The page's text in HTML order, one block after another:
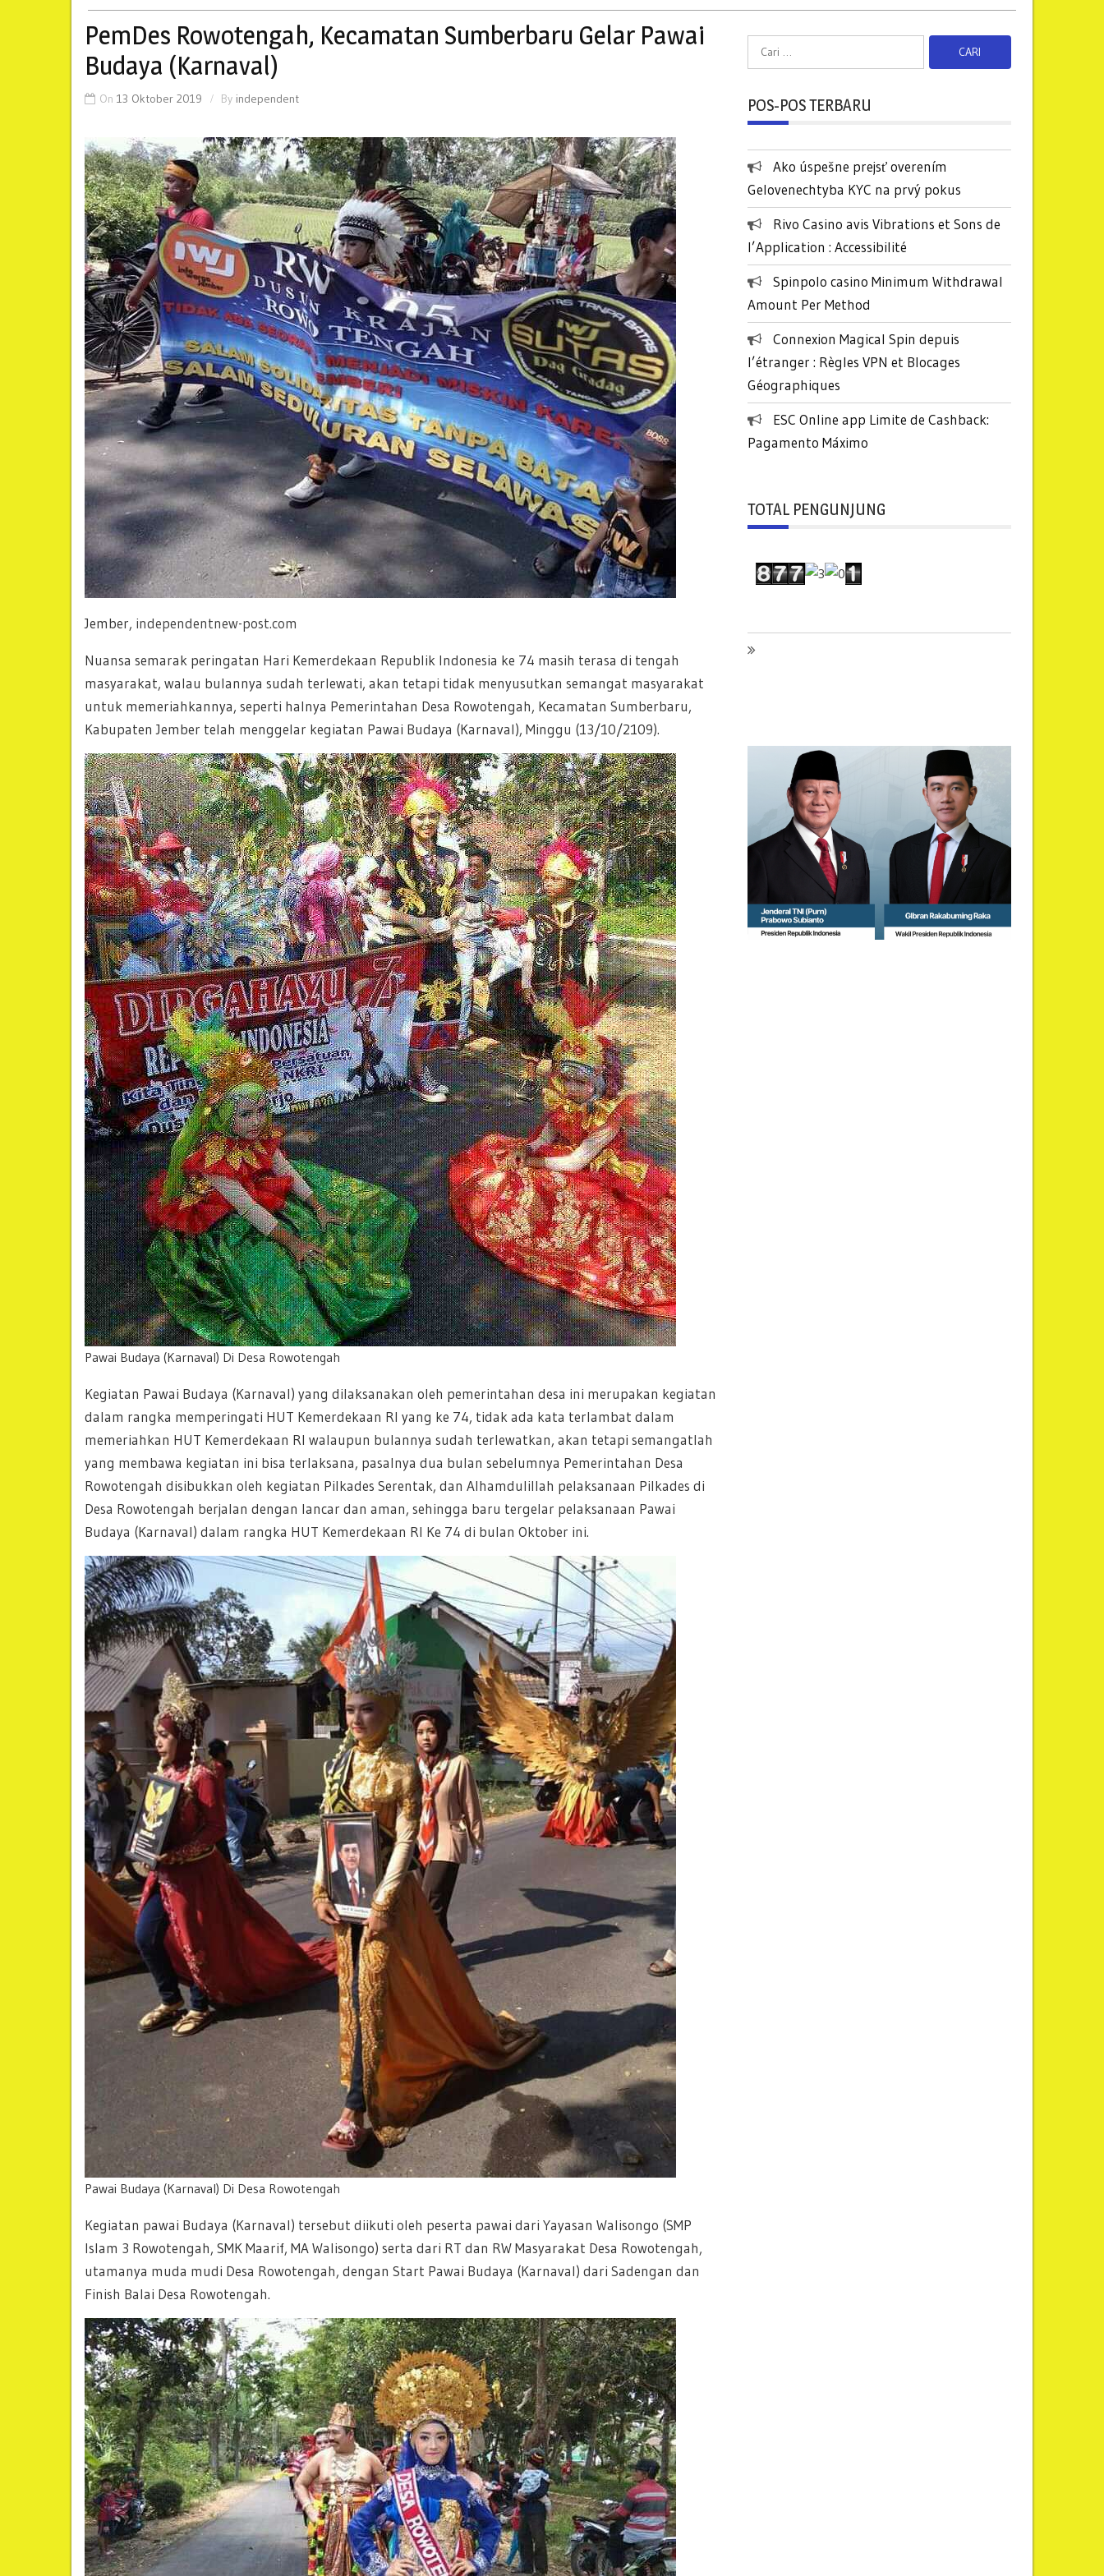
PemDes Rowotengah, Kecamatan Sumberbaru Gelar Pawai
Budaya (Karnaval)
On 13 Oktober 2019 By independent
Jember, independentnew-post.com
Nuansa semarak peringatan Hari Kemerdekaan Republik Indonesia ke 74 masih terasa di tengah
masyarakat, walau bulannya sudah terlewati, akan tetapi tidak menyusutkan semangat masyarakat
untuk memeriahkannya, seperti halnya Pemerintahan Desa Rowotengah, Kecamatan Sumberbaru,
Kabupaten Jember telah menggelar kegiatan Pawai Budaya (Karnaval), Minggu (13/10/2109).
Pawai Budaya (Karnaval) Di Desa Rowotengah
Kegiatan Pawai Budaya (Karnaval) yang dilaksanakan oleh pemerintahan desa ini merupakan kegiatan
dalam rangka memperingati HUT Kemerdekaan RI yang ke 74, tidak ada kata terlambat dalam
memeriahkan HUT Kemerdekaan RI walaupun bulannya sudah terlewatkan, akan tetapi semangatlah
yang membawa kegiatan ini bisa terlaksana, pasalnya dua bulan sebelumnya Pemerintahan Desa
Rowotengah disibukkan oleh kegiatan Pilkades Serentak, dan Alhamdulillah pelaksanaan Pilkades di
Desa Rowotengah berjalan dengan lancar dan aman, sehingga baru tergelar pelaksanaan Pawai
Budaya (Karnaval) dalam rangka HUT Kemerdekaan RI Ke 74 di bulan Oktober ini.
Pawai Budaya (Karnaval) Di Desa Rowotengah
Kegiatan pawai Budaya (Karnaval) tersebut diikuti oleh peserta pawai dari Yayasan Walisongo (SMP
Islam 3 Rowotengah, SMK Maarif, MA Walisongo) serta dari RT dan RW Masyarakat Desa Rowotengah,
utamanya muda mudi Desa Rowotengah, dengan Start Pawai Budaya (Karnaval) dari Sadengan dan
Finish Balai Desa Rowotengah.
a
n
t
u
k
:
POS-POS TERBARU
Ako úspešne prejsť overením
Gelovenechtyba KYC na prvý pokus
Rivo Casino avis Vibrations et Sons de
l’Application : Accessibilité
Spinpolo casino Minimum Withdrawal
Amount Per Method
Connexion Magical Spin depuis
l’étranger : Règles VPN et Blocages
Géographiques
ESC Online app Limite de Cashback:
Pagamento Máximo
TOTAL PENGUNJUNG